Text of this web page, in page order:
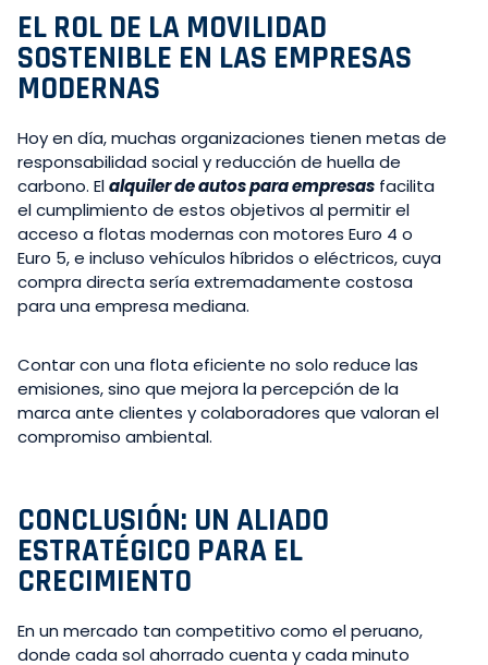
EL ROL DE LA MOVILIDAD
SOSTENIBLE EN LAS EMPRESAS
MODERNAS
Hoy en día, muchas organizaciones tienen metas de
responsabilidad social y reducción de huella de
carbono. Elalquiler de autos para empresas facilita
el cumplimiento de estos objetivos al permitir el
acceso a flotas modernas con motores Euro 4 o
Euro 5, e incluso vehículos híbridos o eléctricos, cuya
compra directa sería extremadamente costosa
para una empresa mediana.
Contar con una flota eficiente no solo reduce las
emisiones, sino que mejora la percepción de la
marca ante clientes y colaboradores que valoran el
compromiso ambiental.
CONCLUSIÓN: UN ALIADO
ESTRATÉGICO PARA EL
CRECIMIENTO
En un mercado tan competitivo como el peruano,
donde cada sol ahorrado cuenta y cada minuto